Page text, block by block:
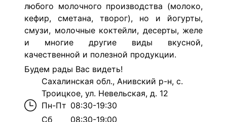
любого молочного производства (молоко,
кефир, сметана, творог), но и йогурты,
смузи, молочные коктейли, десерты, желе
и многие другие виды вкусной,
качественной и полезной продукции.
Будем рады Вас видеть!
Сахалинская обл., Анивский р-н, с.
Троицкое, ул. Невельская, д. 12
Пн-Пт 08:30-19:30
Сб
08:30-19:00